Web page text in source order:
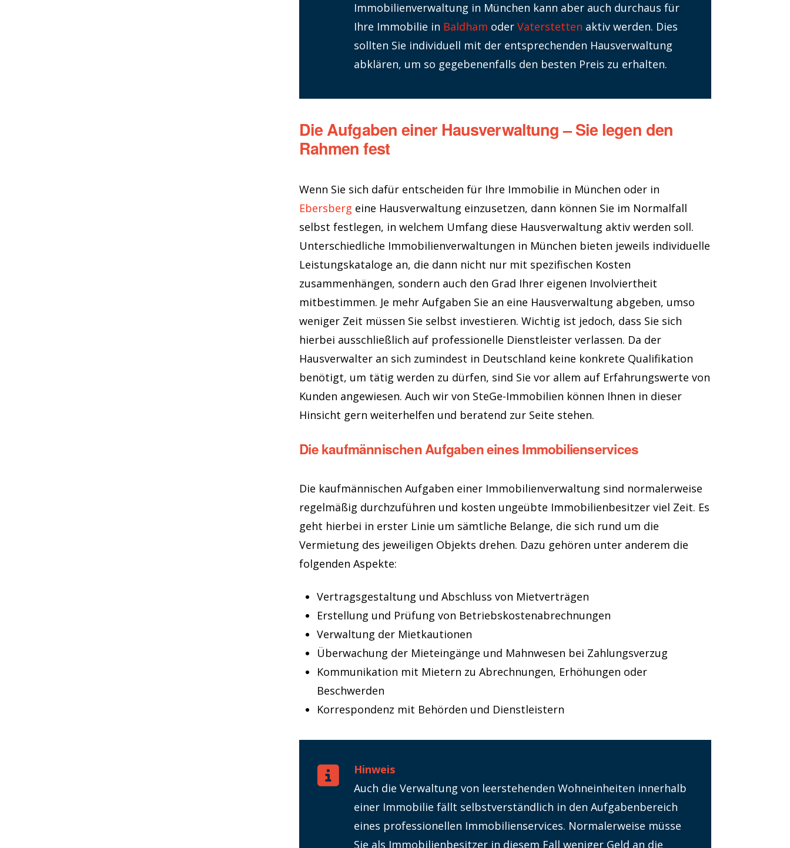
Immobilienverwaltung in München kann aber auch durchaus für
Ihre Immobilie in Baldham oder Vaterstetten aktiv werden. Dies
sollten Sie individuell mit der entsprechenden Hausverwaltung
abklären, um so gegebenenfalls den besten Preis zu erhalten.
Die Aufgaben einer Hausverwaltung – Sie legen den
Rahmen fest
Wenn Sie sich dafür entscheiden für Ihre Immobilie in München oder in
Ebersberg eine Hausverwaltung einzusetzen, dann können Sie im Normalfall
selbst festlegen, in welchem Umfang diese Hausverwaltung aktiv werden soll.
Unterschiedliche Immobilienverwaltungen in München bieten jeweils individuelle
Leistungskataloge an, die dann nicht nur mit spezifischen Kosten
zusammenhängen, sondern auch den Grad Ihrer eigenen Involviertheit
mitbestimmen. Je mehr Aufgaben Sie an eine Hausverwaltung abgeben, umso
weniger Zeit müssen Sie selbst investieren. Wichtig ist jedoch, dass Sie sich
hierbei ausschließlich auf professionelle Dienstleister verlassen. Da der
Hausverwalter an sich zumindest in Deutschland keine konkrete Qualifikation
benötigt, um tätig werden zu dürfen, sind Sie vor allem auf Erfahrungswerte von
Kunden angewiesen. Auch wir von SteGe-Immobilien können Ihnen in dieser
Hinsicht gern weiterhelfen und beratend zur Seite stehen.
Die kaufmännischen Aufgaben eines Immobilienservices
Die kaufmännischen Aufgaben einer Immobilienverwaltung sind normalerweise
regelmäßig durchzuführen und kosten ungeübte Immobilienbesitzer viel Zeit. Es
geht hierbei in erster Linie um sämtliche Belange, die sich rund um die
Vermietung des jeweiligen Objekts drehen. Dazu gehören unter anderem die
folgenden Aspekte:
Vertragsgestaltung und Abschluss von Mietverträgen
Erstellung und Prüfung von Betriebskostenabrechnungen
Verwaltung der Mietkautionen
Überwachung der Mieteingänge und Mahnwesen bei Zahlungsverzug
Kommunikation mit Mietern zu Abrechnungen, Erhöhungen oder
Beschwerden
Korrespondenz mit Behörden und Dienstleistern
Hinweis
Auch die Verwaltung von leerstehenden Wohneinheiten innerhalb
einer Immobilie fällt selbstverständlich in den Aufgabenbereich
eines professionellen Immobilienservices. Normalerweise müsse
Sie als Immobilienbesitzer in diesem Fall weniger Geld an die